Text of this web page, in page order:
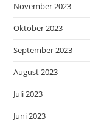
November 2023
Oktober 2023
September 2023
August 2023
Juli 2023
Juni 2023